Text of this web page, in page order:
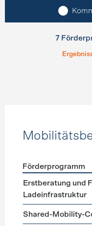
7
Förderprogramme
Förderprogramm
Erstberatung und
Ladeinfrastruktur
Shared-Mobility-